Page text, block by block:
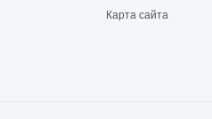
Карта сайта